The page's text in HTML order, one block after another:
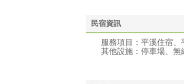
民宿資訊
服務項目：平溪住宿
其他設施：停車場、無